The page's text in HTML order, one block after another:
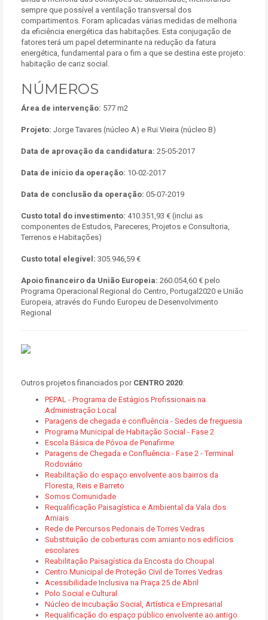
sempre que possível a ventilação transversal dos
compartimentos. Foram aplicadas várias medidas de melhoria
da eficiência energética das habitações. Esta conjugação de
fatores terá um papel determinante na redução da fatura
energética, fundamental para o fim a que se destina este projeto:
habitação de cariz social.
NÚMEROS
Área de intervenção: 577 m2
Projeto: Jorge Tavares (núcleo A) e Rui Vieira (núcleo B)
Data de aprovação da candidatura: 25-05-2017
Data de início da operação: 10-02-2017
Data de conclusão da operação: 05-07-2019
Custo total do investimento: 410.351,93 € (inclui as
componentes de Estudos, Pareceres, Projetos e Consultoria,
Terrenos e Habitações)
Custo total elegível: 305.946,59 €
Apoio financeiro da União Europeia: 260.054,60 € pelo
Programa Operacional Regional do Centro, Portugal2020 e União
Europeia, através do Fundo Europeu de Desenvolvimento
Regional
Outros projetos financiados por CENTRO 2020:
PEPAL - Programa de Estágios Profissionais na
Administração Local
Paragens de chegada e confluência - Sedes de freguesia
Programa Municipal de Habitação Social - Fase 2
Escola Básica de Póvoa de Penafirme
Paragens de Chegada e Confluência - Fase 2 - Terminal
Rodoviário
Reabilitação do espaço envolvente aos bairros da
Floresta, Reis e Barreto
Somos Comunidade
Requalificação Paisagística e Ambiental da Vala dos
Amiais
Rede de Percursos Pedonais de Torres Vedras
Substituição de coberturas com amianto nos edifícios
escolares
Reabilitação Paisagística da Encosta do Choupal
Centro Municipal de Proteção Civil de Torres Vedras
Acessibilidade Inclusiva na Praça 25 de Abril
Polo Social e Cultural
Núcleo de Incubação Social, Artística e Empresarial
Requalificação do espaço público envolvente ao antigo